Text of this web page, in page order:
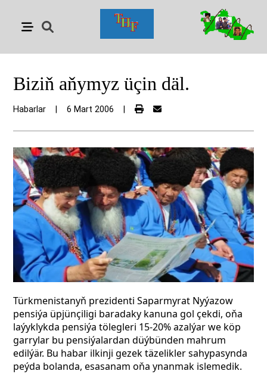
Biziň aňymyz üçin däl.
Habarlar 6 Mart 2006
Türkmenistanyň prezidenti Saparmyrat Nyýazow
pensiýa üpjünçiligi baradaky kanuna gol çekdi, oňa
laýyklykda pensiýa tölegleri 15-20% azalýar we köp
garrylar bu pensiýalardan düýbünden mahrum
edilýär. Bu habar ilkinji gezek täzelikler sahypasynda
peýda bolanda, esasanam oňa ynanmak islemedik.